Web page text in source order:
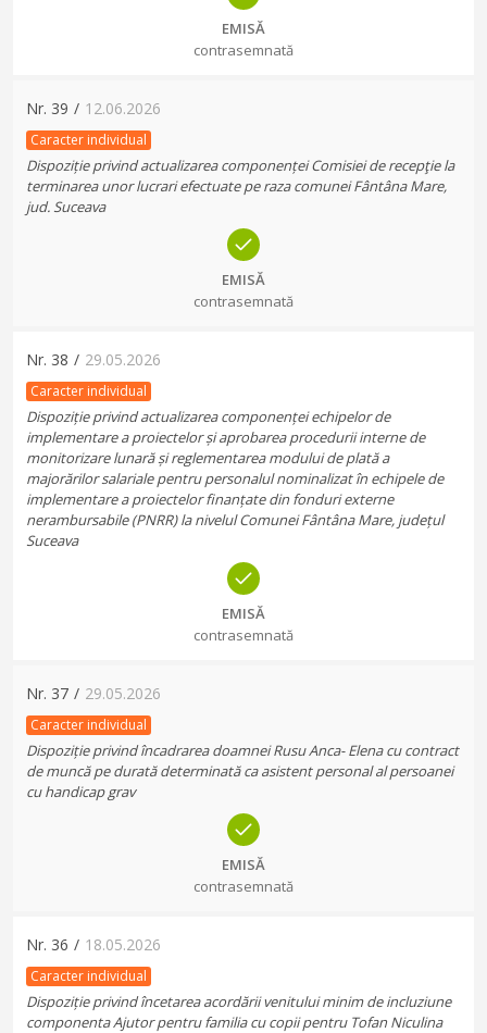
EMISĂ
contrasemnată
Nr. 39 / 12.06.2026
Caracter individual
Dispoziție privind actualizarea componenței Comisiei de recepţie la
terminarea unor lucrari efectuate pe raza comunei Fântâna Mare,
jud. Suceava
EMISĂ
contrasemnată
Nr. 38 / 29.05.2026
Caracter individual
Dispoziție privind actualizarea componenței echipelor de
implementare a proiectelor și aprobarea procedurii interne de
monitorizare lunară și reglementarea modului de plată a
majorărilor salariale pentru personalul nominalizat în echipele de
implementare a proiectelor finanțate din fonduri externe
nerambursabile (PNRR) la nivelul Comunei Fântâna Mare, județul
Suceava
EMISĂ
contrasemnată
Nr. 37 / 29.05.2026
Caracter individual
Dispoziție privind încadrarea doamnei Rusu Anca- Elena cu contract
de muncă pe durată determinată ca asistent personal al persoanei
cu handicap grav
EMISĂ
contrasemnată
Nr. 36 / 18.05.2026
Caracter individual
Dispoziție privind încetarea acordării venitului minim de incluziune
componenta Ajutor pentru familia cu copii pentru Tofan Niculina